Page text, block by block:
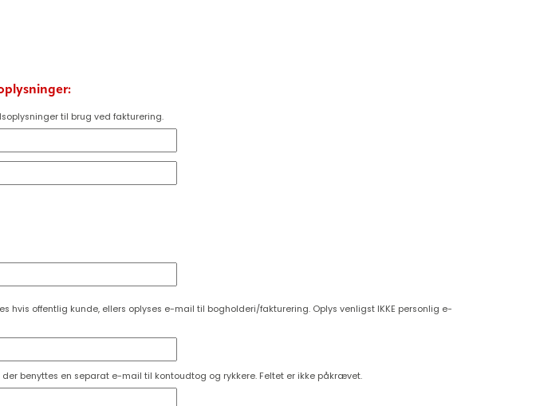
til brug ved fakturering.
hvis offentlig kunde, ellers oplyses e-mail til bogholderi/fakturering. Oplys venligst IKKE personlig e-
der benyttes en separat e-mail til kontoudtog og rykkere. Feltet er ikke påkrævet.